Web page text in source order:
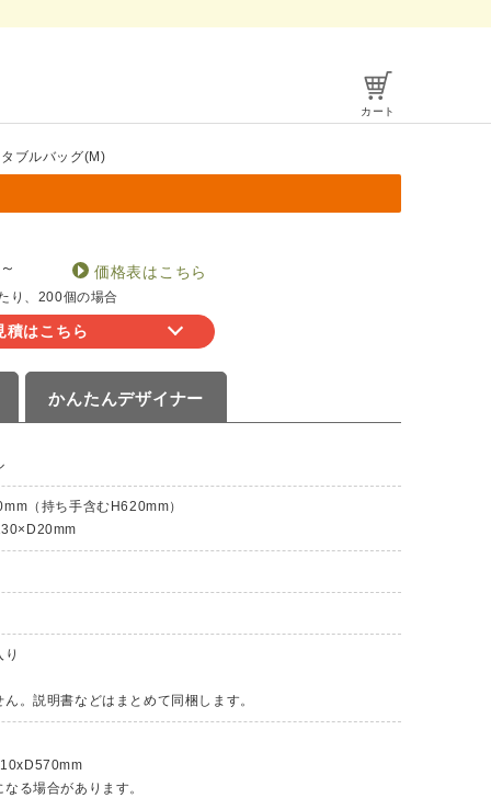
カート
ブルバッグ(M)
価格表はこちら
り、200個の場合
積はこちら
かんたんデザイナー
（持ち手含むH620mm）
。説明書などはまとめて同梱します。
る場合があります。